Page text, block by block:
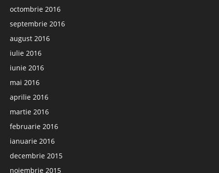
octombrie 2016
septembrie 2016
august 2016
iulie 2016
iunie 2016
mai 2016
aprilie 2016
martie 2016
februarie 2016
ianuarie 2016
decembrie 2015
noiembrie 2015